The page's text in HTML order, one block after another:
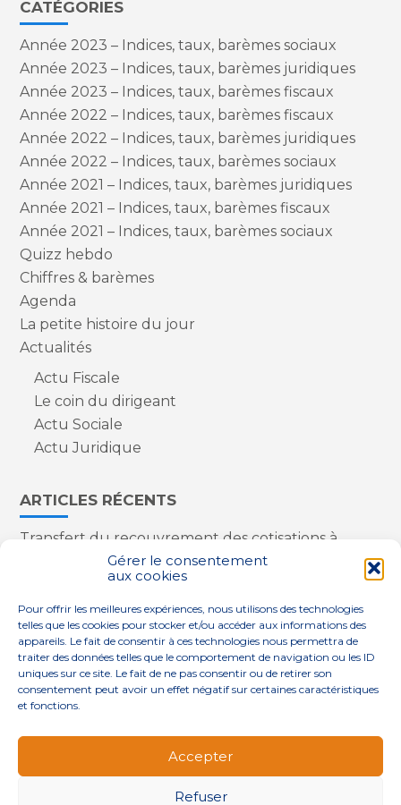
Gérer le consentement
aux cookies
Pour offrir les meilleures expériences, nous utilisons des technologies
telles que les cookies pour stocker et/ou accéder aux informations des
appareils. Le fait de consentir à ces technologies nous permettra de
traiter des données telles que le comportement de navigation ou les ID
uniques sur ce site. Le fait de ne pas consentir ou de retirer son
consentement peut avoir un effet négatif sur certaines caractéristiques
et fonctions.
Accepter
Refuser
CATÉGORIES
Année 2023 – Indices, taux, barèmes sociaux
Année 2023 – Indices, taux, barèmes juridiques
Année 2023 – Indices, taux, barèmes fiscaux
Année 2022 – Indices, taux, barèmes fiscaux
Année 2022 – Indices, taux, barèmes juridiques
Année 2022 – Indices, taux, barèmes sociaux
Année 2021 – Indices, taux, barèmes juridiques
Année 2021 – Indices, taux, barèmes fiscaux
Année 2021 – Indices, taux, barèmes sociaux
Quizz hebdo
Chiffres & barèmes
Agenda
La petite histoire du jour
Actualités
Actu Fiscale
Le coin du dirigeant
Actu Sociale
Actu Juridique
ARTICLES RÉCENTS
Transfert du recouvrement des cotisations à
l’Urssaf : des nouveautés
Appareils reconditionnés : annulation de la
Contrôle de la qualité de l’air dans les ERP
Industriels : le point sur les dernières évolutions
réglementaires
Footer QUI SOMMES-NOUS ?
NOS SOLUTIONS
ACTUALITÉS CONTACT